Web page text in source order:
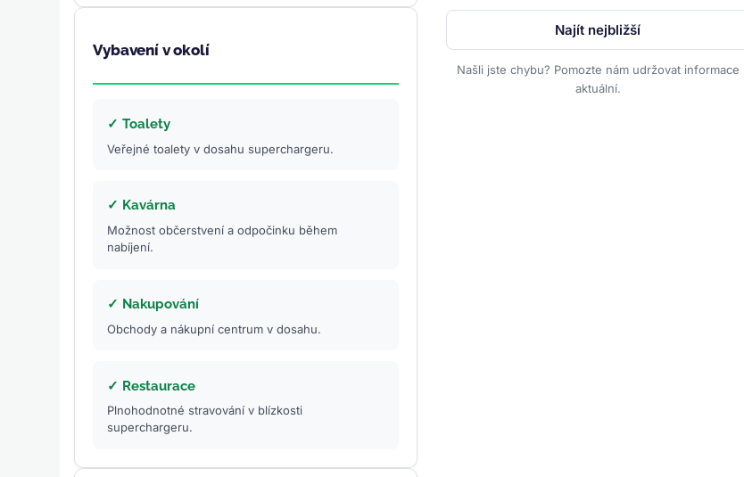
Vybavení v okolí
✓ Toalety
Veřejné toalety v dosahu superchargeru.
✓ Kavárna
Možnost občerstvení a odpočinku během
nabíjení.
✓ Nakupování
Obchody a nákupní centrum v dosahu.
✓ Restaurace
Plnohodnotné stravování v blízkosti
superchargeru.
Najít nejbližší
Našli jste chybu? Pomozte nám udržovat informace
aktuální.